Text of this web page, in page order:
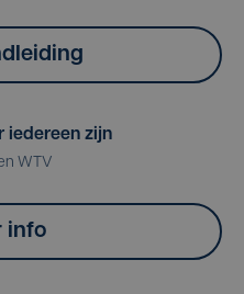
iedereen zijn
WTV
info